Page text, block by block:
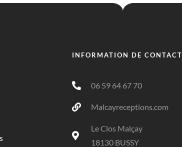
INFORMATION DE CONTACT
06 59 64 67 70
Malcayreceptions.com
Le Clos Malçay
18130 BUSSY